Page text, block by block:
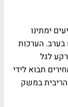
ימתינו
בערב. הערכות
אפריל יעלה בשיעור של 0.8% ברקע לגל
תבוא לידי
במשק